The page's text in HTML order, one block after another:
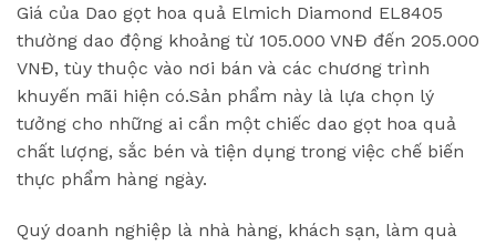
Giá của Dao gọt hoa quả Elmich Diamond EL8405
thường dao động khoảng từ 105.000 VNĐ đến 205.000
VNĐ, tùy thuộc vào nơi bán và các chương trình
khuyến mãi hiện có.Sản phẩm này là lựa chọn lý
tưởng cho những ai cần một chiếc dao gọt hoa quả
chất lượng, sắc bén và tiện dụng trong việc chế biến
thực phẩm hàng ngày.
Quý doanh nghiệp là nhà hàng, khách sạn, làm quà